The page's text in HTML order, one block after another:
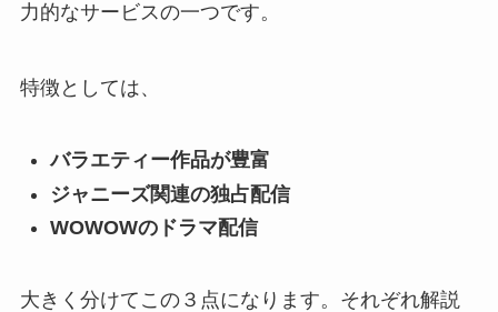
力的なサービスの一つです。
特徴としては、
バラエティー作品が豊富
ジャニーズ関連の独占配信
WOWOWのドラマ配信
大きく分けてこの３点になります。それぞれ解説